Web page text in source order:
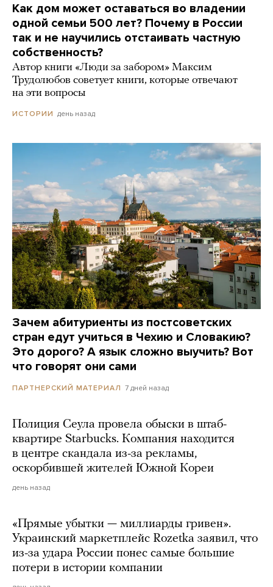
Как дом может оставаться во владении
одной семьи 500 лет? Почему в России
так и не научились отстаивать частную
собственность?
Автор книги «Люди за забором» Максим
Трудолюбов советует книги, которые отвечают
на эти вопросы
ИСТОРИИ день назад
Зачем абитуриенты из постсоветских
стран едут учиться в Чехию и Словакию?
Это дорого? А язык сложно выучить? Вот
что говорят они сами
ПАРТНЕРСКИЙ МАТЕРИАЛ 7 дней назад
Полиция Сеула провела обыски в штаб-
квартире Starbucks. Компания находится
в центре скандала из-за рекламы,
оскорбившей жителей Южной Кореи
день назад
«Прямые убытки — миллиарды гривен».
Украинский маркетплейс Rozetka заявил, что
из-за удара России понес самые большие
потери в истории компании